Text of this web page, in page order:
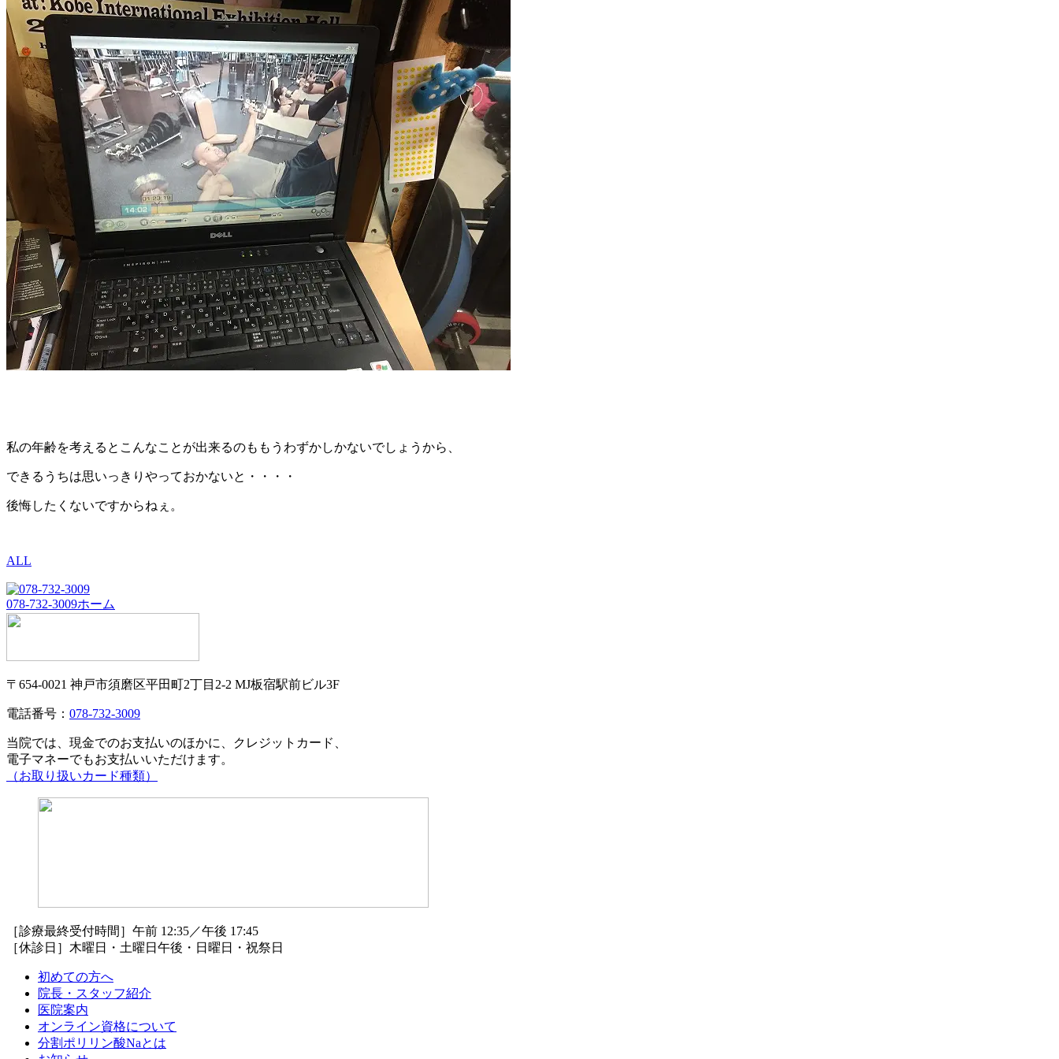
私の年齢を考えるとこんなことが出来るのももうわずかしかないでしょうから、
できるうちは思いっきりやっておかないと・・・・
後悔したくないですからねぇ。
ALL
078-732-3009ホーム
〒654-0021 神戸市須磨区平田町2丁目2-2 MJ板宿駅前ビル3F
電話番号： 078-732-3009
当院では、現金でのお支払いのほかに、クレジットカード、
電子マネーでもお支払いいただけます。
（お取り扱いカード種類）
［診療最終受付時間］午前 12:35／午後 17:45
［休診日］木曜日・土曜日午後・日曜日・祝祭日
初めての方へ
院長・スタッフ紹介
医院案内
オンライン資格について
分割ポリリン酸Naとは